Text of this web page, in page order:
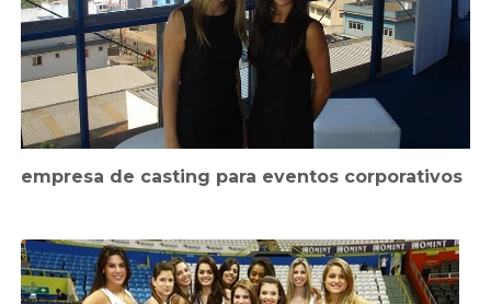
empresa de casting para eventos corporativos